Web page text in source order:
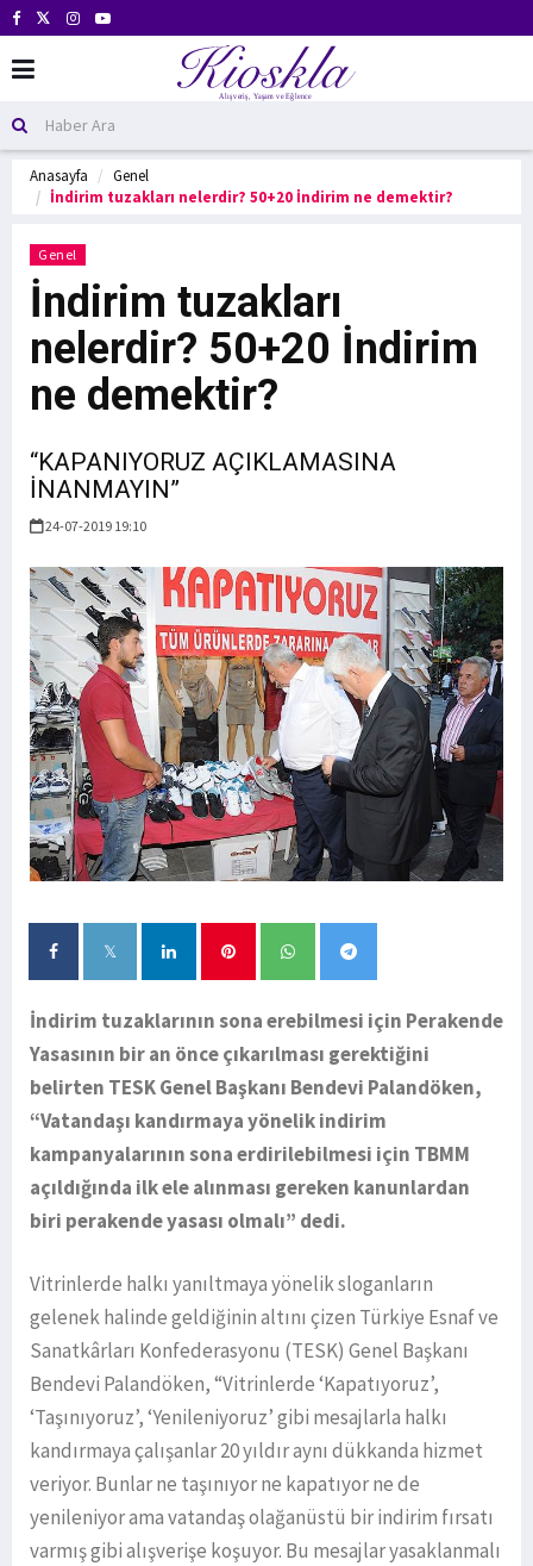
Anasayfa
Genel
İndirim tuzakları nelerdir? 50+20 İndirim ne demektir?
Genel
İndirim tuzakları
nelerdir? 50+20 İndirim
ne demektir?
“KAPANIYORUZ AÇIKLAMASINA
İNANMAYIN”
24-07-2019 19:10
İndirim tuzaklarının sona erebilmesi için Perakende
Yasasının bir an önce çıkarılması gerektiğini
belirten TESK Genel Başkanı Bendevi Palandöken,
“Vatandaşı kandırmaya yönelik indirim
kampanyalarının sona erdirilebilmesi için TBMM
açıldığında ilk ele alınması gereken kanunlardan
biri perakende yasası olmalı” dedi.
Vitrinlerde halkı yanıltmaya yönelik sloganların
gelenek halinde geldiğinin altını çizen Türkiye Esnaf ve
Sanatkârları Konfederasyonu (TESK) Genel Başkanı
Bendevi Palandöken, “Vitrinlerde ‘Kapatıyoruz’,
‘Taşınıyoruz’, ‘Yenileniyoruz’ gibi mesajlarla halkı
kandırmaya çalışanlar 20 yıldır aynı dükkanda hizmet
veriyor. Bunlar ne taşınıyor ne kapatıyor ne de
yenileniyor ama vatandaş olağanüstü bir indirim fırsatı
varmış gibi alışverişe koşuyor. Bu mesajlar yasaklanmalı